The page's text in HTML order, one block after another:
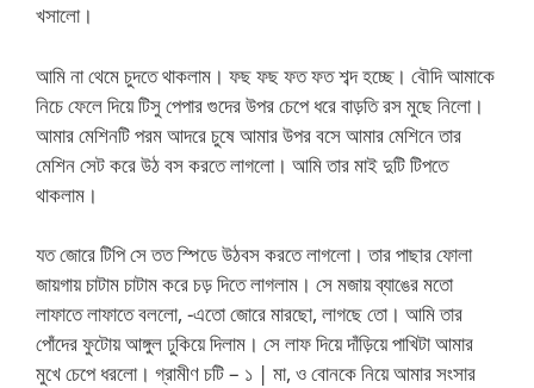
খসালো।
আমি না থেমে চুদতে থাকলাম। ফছ ফছ ফত ফত শব্দ হচ্ছে। বৌদি আমাকে
নিচে ফেলে দিয়ে টিসু পেপার গুদের উপর চেপে ধরে বাড়তি রস মুছে নিলো।
আমার মেশিনটি পরম আদরে চুষে আমার উপর বসে আমার মেশিনে তার
মেশিন সেট করে উঠ বস করতে লাগলো। আমি তার মাই দুটি টিপতে
থাকলাম।
যত জোরে টিপি সে তত স্পিডে উঠবস করতে লাগলো। তার পাছার ফোলা
জায়গায় চাটাম চাটাম করে চড় দিতে লাগলাম। সে মজায় ব্যাঙের মতো
লাফাতে লাফাতে বললো, -এতো জোরে মারছো, লাগছে তো। আমি তার
পোঁদের ফুটোয় আঙ্গুল ঢুকিয়ে দিলাম। সে লাফ দিয়ে দাঁড়িয়ে পাখিটা আমার
মুখে চেপে ধরলো। গ্রামীণ চটি – ১ | মা, ও বোনকে নিয়ে আমার সংসার